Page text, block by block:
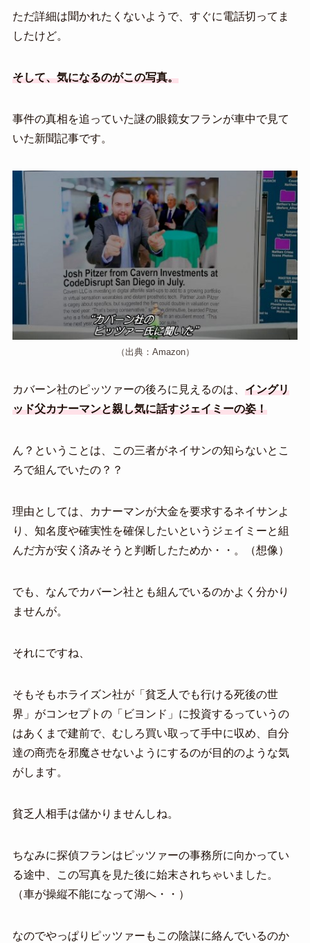
ただ詳細は聞かれたくないようで、すぐに電話切ってま
したけど。
そして、気になるのがこの写真。
事件の真相を追っていた謎の眼鏡女フランが車中で見て
いた新聞記事です。
（出典：Amazon）
カバーン社のピッツァーの後ろに見えるのは、 イングリ
ッド父カナーマンと親し気に話すジェイミーの姿！
ん？ということは、この三者がネイサンの知らないとこ
ろで組んでいたの？？
理由としては、カナーマンが大金を要求するネイサンよ
り、知名度や確実性を確保したいというジェイミーと組
んだ方が安く済みそうと判断したためか・・。（想像）
でも、なんでカバーン社とも組んでいるのかよく分かり
ませんが。
それにですね、
そもそもホライズン社が「貧乏人でも行ける死後の世
界」がコンセプトの「ビヨンド」に投資するっていうの
はあくまで建前で、むしろ買い取って手中に収め、自分
達の商売を邪魔させないようにするのが目的のような気
がします。
貧乏人相手は儲かりませんしね。
ちなみに探偵フランはピッツァーの事務所に向かってい
る途中、この写真を見た後に始末されちゃいました。
（車が操縦不能になって湖へ・・）
なのでやっぱりピッツァーもこの陰謀に絡んでいるのか